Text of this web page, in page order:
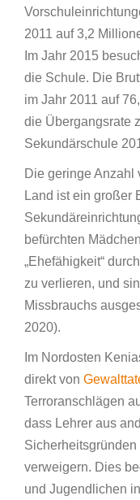
2011 auf 3,2
Im Jahr 2015
die Schule. Die
im Jahr 2011 auf
die Übergangsrate
Sekundärschule
Die geringe Anzahl
Land ist ein großer
befürchten
„Ehefähigkeit“
zu verlieren, und
Missbrauchs
2020).
Im Nordosten
direkt von
Terroranschlägen
dass Lehrer aus
verweigern. Dies
und Jugendlichen